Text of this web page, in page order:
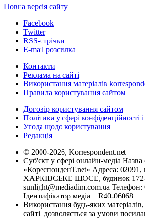
Повна версія сайту
Facebook
Twitter
RSS-стрічки
E-mail розсилка
Контакти
Реклама на сайті
Використання матеріалів
Правила користування сайтом
Договір користування сайтом
Політика у сфері конфіденційності
Угода щодо користування
Редакція
© 2000-2026, Korrespondent.net
Суб'єкт у сфері онлайн-медіа Назва
«КореспонденТ.net» Адреса: 02091,
ХАРКІВСЬКЕ ШОСЕ, будинок 172-
sunlight@mediadim.com.ua Телефон:
Ідентифікатор медіа – R40-06068
Використання будь-яких
сайті, дозволяється за умови